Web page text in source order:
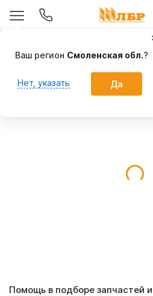
Помощь в подборе запчастей и
Ваш регион Смоленская обл.?
Нет, указать Да